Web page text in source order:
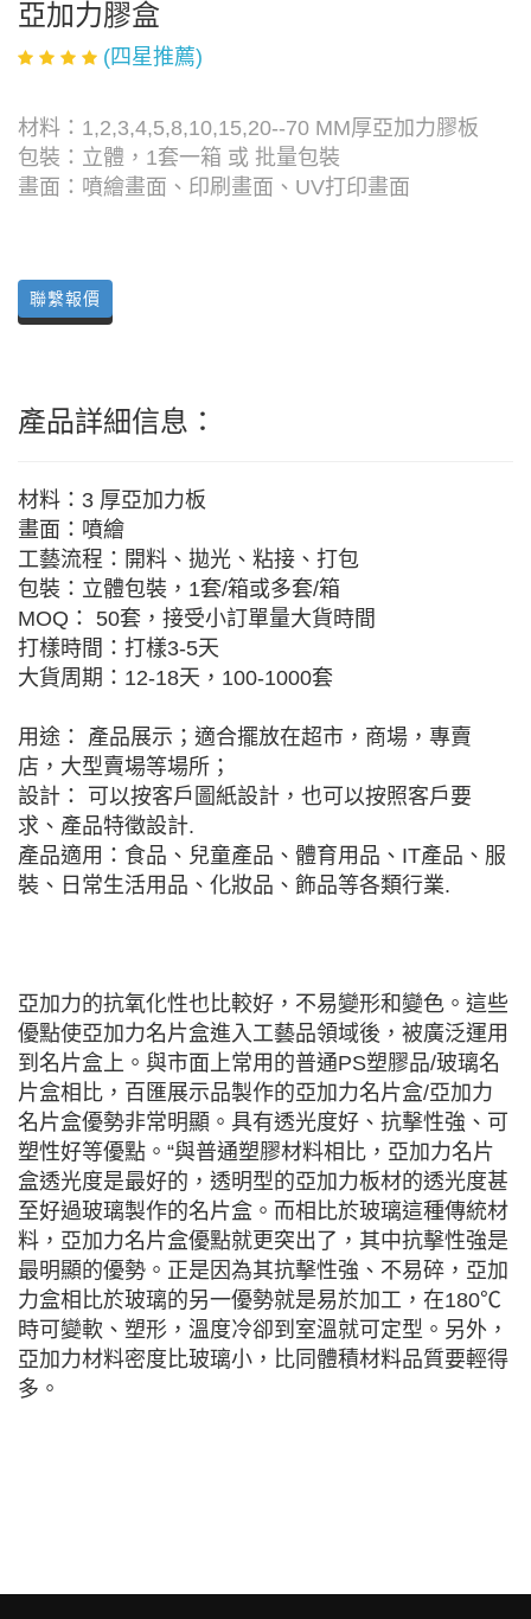
亞加力膠盒
(四星推薦)
材料：1,2,3,4,5,8,10,15,20--70 MM厚亞加力膠板
包裝：立體，1套一箱 或 批量包裝
畫面：噴繪畫面、印刷畫面、UV打印畫面
聯繫報價
產品詳細信息：
材料：3 厚亞加力板
畫面：噴繪
工藝流程：開料、拋光、粘接、打包
包裝：立體包裝，1套/箱或多套/箱
MOQ： 50套，接受小訂單量大貨時間
打樣時間：打樣3-5天
大貨周期：12-18天，100-1000套
用途： 產品展示；適合擺放在超市，商場，專賣
店，大型賣場等場所；
設計： 可以按客戶圖紙設計，也可以按照客戶要
求、產品特徵設計.
產品適用：食品、兒童產品、體育用品、IT產品、服
裝、日常生活用品、化妝品、飾品等各類行業.
亞加力的抗氧化性也比較好，不易變形和變色。這些
優點使亞加力名片盒進入工藝品領域後，被廣泛運用
到名片盒上。與市面上常用的普通PS塑膠品/玻璃名
片盒相比，百匯展示品製作的亞加力名片盒/亞加力
名片盒優勢非常明顯。具有透光度好、抗擊性強、可
塑性好等優點。“與普通塑膠材料相比，亞加力名片
盒透光度是最好的，透明型的亞加力板材的透光度甚
至好過玻璃製作的名片盒。而相比於玻璃這種傳統材
料，亞加力名片盒優點就更突出了，其中抗擊性強是
最明顯的優勢。正是因為其抗擊性強、不易碎，亞加
力盒相比於玻璃的另一優勢就是易於加工，在180℃
時可變軟、塑形，溫度冷卻到室溫就可定型。另外，
亞加力材料密度比玻璃小，比同體積材料品質要輕得
多。